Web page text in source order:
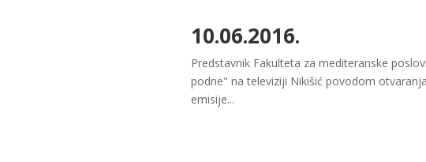
10.06.2016.
Predstavnik Fakulteta za mediteranske
podne" na televiziji Nikišić povodom
emisije...